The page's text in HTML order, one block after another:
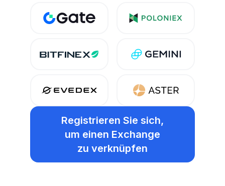
Registrieren Sie sich,
um einen Exchange
zu verknüpfen